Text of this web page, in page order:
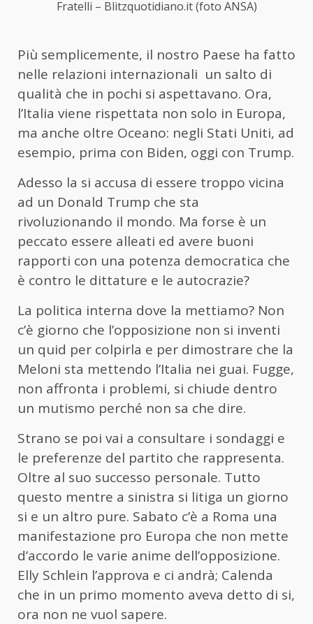
Fratelli – Blitzquotidiano.it (foto ANSA)
Più semplicemente, il nostro Paese ha fatto
nelle relazioni internazionali un salto di
qualità che in pochi si aspettavano. Ora,
l’Italia viene rispettata non solo in Europa,
ma anche oltre Oceano: negli Stati Uniti, ad
esempio, prima con Biden, oggi con Trump.
Adesso la si accusa di essere troppo vicina
ad un Donald Trump che sta
rivoluzionando il mondo. Ma forse è un
peccato essere alleati ed avere buoni
rapporti con una potenza democratica che
è contro le dittature e le autocrazie?
La politica interna dove la mettiamo? Non
c’è giorno che l’opposizione non si inventi
un quid per colpirla e per dimostrare che la
Meloni sta mettendo l’Italia nei guai. Fugge,
non affronta i problemi, si chiude dentro
un mutismo perché non sa che dire.
Strano se poi vai a consultare i sondaggi e
le preferenze del partito che rappresenta.
Oltre al suo successo personale. Tutto
questo mentre a sinistra si litiga un giorno
si e un altro pure. Sabato c’è a Roma una
manifestazione pro Europa che non mette
d’accordo le varie anime dell’opposizione.
Elly Schlein l’approva e ci andrà; Calenda
che in un primo momento aveva detto di si,
ora non ne vuol sapere.